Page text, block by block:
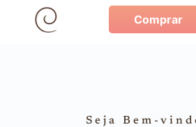
Comprar
Seja Bem-